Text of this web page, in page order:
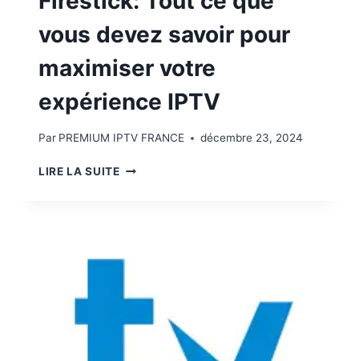
vous devez savoir pour
maximiser votre
expérience IPTV
Par PREMIUM IPTV FRANCE décembre 23, 2024
LIRE LA SUITE